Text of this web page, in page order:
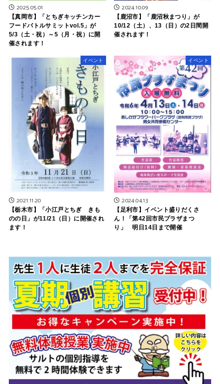
2025.05.01
【真岡市】「とちぎキッチンカー
フードバトルサミットvol.5」が
5/3（土・祝）～5（月・祝）に開
催されます！
2024.10.09
【鹿沼市】「鹿沼秋まつり」が
10/12（土）、13（日）の2日間開
催されます！
イベント
2021.11.20
【栃木市】「小江戸とちぎ きも
のの日」が11/21（日）に開催され
ます！
イベント
2024.04.13
【足利市】イベント盛りだくさ
ん！「第42回市民プラザまつ
り」 明日14日まで開催